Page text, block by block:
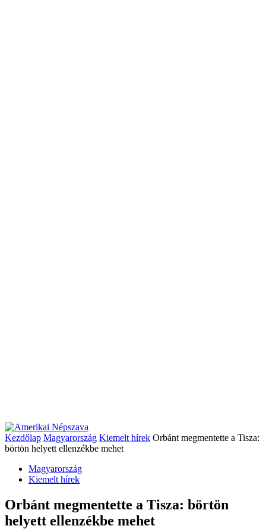
Kezdőlap Magyarország Kiemelt hírek Orbánt megmentette a Tisza:
börtön helyett ellenzékbe mehet
Magyarország
Kiemelt hírek
Orbánt megmentette a Tisza: börtön
helyett ellenzékbe mehet